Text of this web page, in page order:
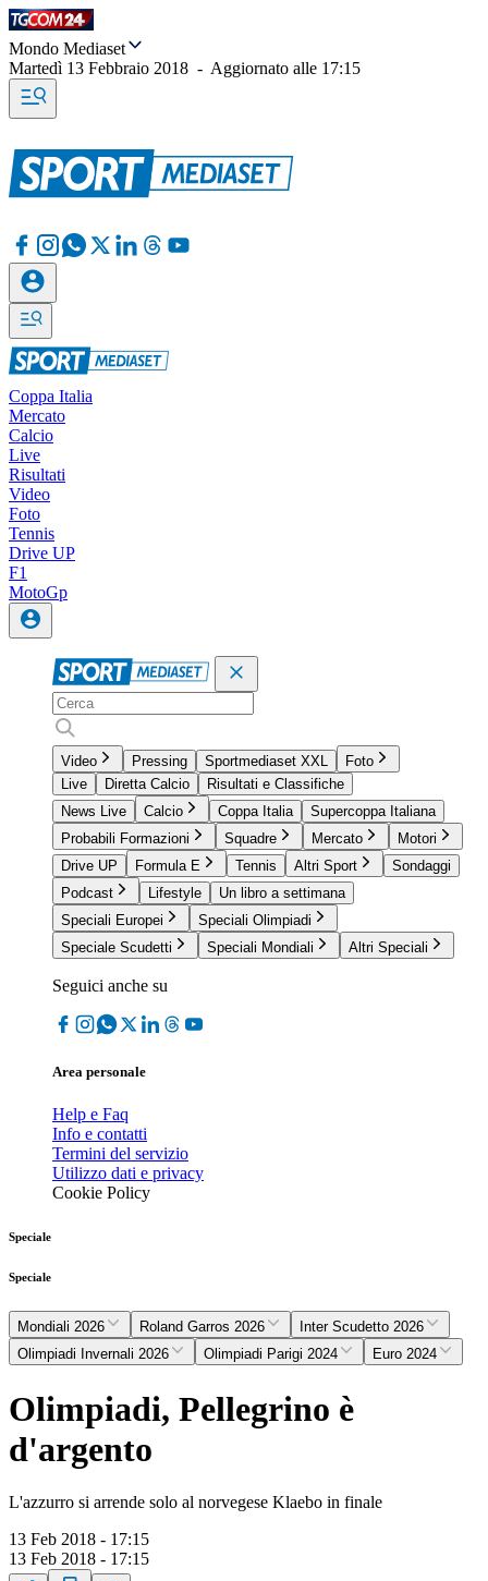
Mondo Mediaset
Martedì 13 Febbraio 2018 - Aggiornato alle 17:15
Coppa Italia
Mercato
Calcio
Live
Risultati
Video
Foto
Tennis
Drive UP
F1
MotoGp
Video Pressing Sportmediaset XXL
Foto
Live
Diretta Calcio
Risultati e Classifiche
News Live
Calcio Coppa Italia
Supercoppa Italiana
Probabili Formazioni
Squadre Mercato
Motori
Drive UP
Formula E Tennis Altri Sport
Sondaggi
Podcast
Lifestyle
Un libro a settimana
Speciali Europei
Speciali Olimpiadi
Speciale Scudetti
Speciali Mondiali Altri Speciali
Seguici anche su
Area personale
Help e Faq
Info e contatti
Termini del servizio
Utilizzo dati e privacy
Cookie Policy
Speciale
Speciale
Mondiali 2026 Roland Garros 2026
Inter Scudetto 2026
Olimpiadi Invernali 2026
Olimpiadi Parigi 2024 Euro 2024
Olimpiadi, Pellegrino è
d'argento
L'azzurro si arrende solo al norvegese Klaebo in finale
13 Feb 2018 - 17:15
13 Feb 2018 - 17:15